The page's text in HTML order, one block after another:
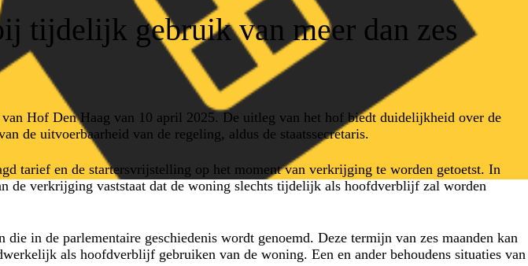
tijdelijk gebruik van meer dan zes
Hof Den Haag van 10 april 2025. De uitleg van het hof biedt duidelijkheid over de
de uitvoerbaarheid van de regeling, aldus de staatssecretaris.
tarief en de startersvrijstelling op het moment van verkrijging te worden getoetst. In
de verkrijging vaststaat dat de woning slechts tijdelijk als hoofdverblijf zal worden
in de parlementaire geschiedenis wordt genoemd. Deze termijn van zes maanden kan
als hoofdverblijf gebruiken van de woning. Een en ander behoudens situaties van